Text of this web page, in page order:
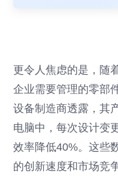
更令人焦虑的是，随
企业需要管理的零部
设备制造商透露，其
电脑中，每次设计变
效率降低40%。这些
的创新速度和市场竞